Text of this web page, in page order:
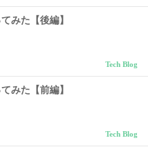
みた【後編】
Tech Blog
みた【前編】
Tech Blog